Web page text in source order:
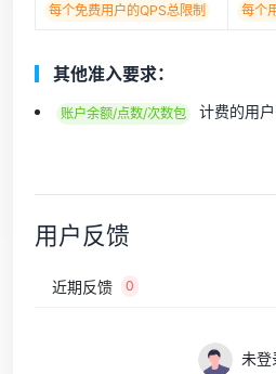
每个免费用户的QPS总限制 每个
其他准入要求：
账户余额/点数/次数包 计费的用
用户反馈
近期反馈 0
未登